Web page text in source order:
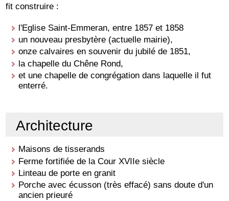
fit construire :
l'Eglise Saint-Emmeran, entre 1857 et 1858
un nouveau presbytère (actuelle mairie),
onze calvaires en souvenir du jubilé de 1851,
la chapelle du Chêne Rond,
et une chapelle de congrégation dans laquelle il fut
enterré.
Architecture
Maisons de tisserands
Ferme fortifiée de la Cour XVIIe siècle
Linteau de porte en granit
Porche avec écusson (très effacé) sans doute d'un
ancien prieuré